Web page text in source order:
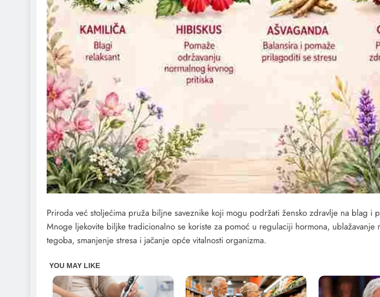
Priroda već stoljećima pruža biljne saveznike koji mogu podržati žensko zdravlje na blag i
Mnoge ljekovite biljke tradicionalno se koriste za pomoć u regulaciji hormona, ublažavanje
tegoba, smanjenje stresa i jačanje opće vitalnosti organizma.